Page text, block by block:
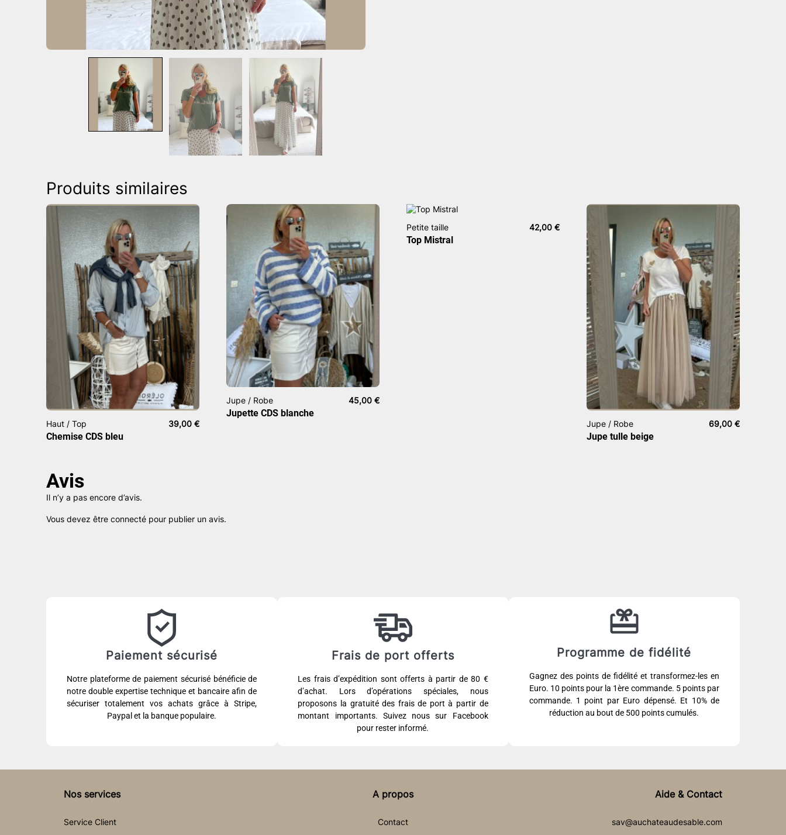
Produits similaires
Haut / Top 39,00 €
Chemise CDS bleu
Jupe / Robe 45,00 €
Jupette CDS blanche
Petite taille 42,00 €
Top Mistral
Jupe / Robe 69,00 €
Jupe tulle beige
Avis
Il n’y a pas encore d’avis.
Vous devez être connecté pour publier un avis.
Paiement sécurisé
Notre plateforme de paiement sécurisé bénéficie de
notre double expertise technique et bancaire afin de
sécuriser totalement vos achats grâce à Stripe,
Paypal et la banque populaire.
Frais de port offerts
Les frais d’expédition sont offerts à partir de 80 €
d’achat. Lors d’opérations spéciales, nous
proposons la gratuité des frais de port à partir de
montant importants. Suivez nous sur Facebook
pour rester informé.
Programme de fidélité
Gagnez des points de fidélité et transformez-les en
Euro. 10 points pour la 1ère commande. 5 points par
commande. 1 point par Euro dépensé. Et 10% de
réduction au bout de 500 points cumulés.
Nos services
Service Client
A propos
Contact
Aide & Contact
sav@auchateaudesable.com